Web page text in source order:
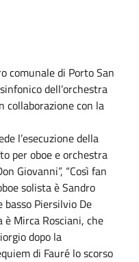
comunale di Porto San
dell’orchestra
collaborazione con la
l’esecuzione della
per oboe e orchestra
Giovanni”, “Così fan
solista è Sandro
basso Piersilvio De
Mirca Rosciani, che
dopo la
di Fauré lo scorso